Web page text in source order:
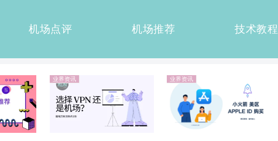
机场点评 机场推荐 技术教程
业界资讯 业界资讯